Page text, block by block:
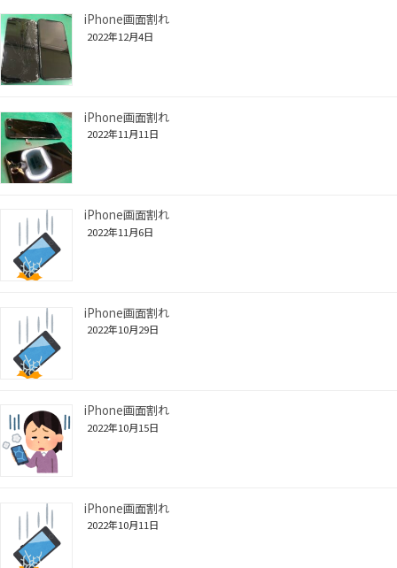
iPhone画面割れ
2022年12月4日
iPhone画面割れ
2022年11月11日
iPhone画面割れ
2022年11月6日
iPhone画面割れ
2022年10月29日
iPhone画面割れ
2022年10月15日
iPhone画面割れ
2022年10月11日